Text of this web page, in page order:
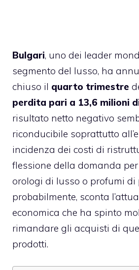
Bulgari, uno dei leader
segmento del lusso, ha
chiuso il quarto trimestre
perdita pari a 13,6 milioni
risultato netto negativo
riconducibile soprattutto
incidenza dei costi di
flessione della domanda
orologi di lusso o profumi di
probabilmente, sconta
economica che ha spinto
rimandare gli acquisti di
prodotti.